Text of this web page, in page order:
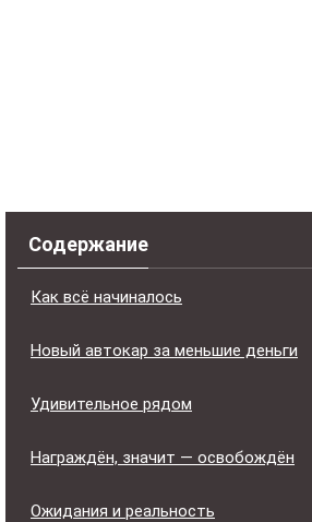
Содержание
Как всё начиналось
Новый автокар за меньшие деньги
Удивительное рядом
Награждён, значит — освобождён
Ожидания и реальность